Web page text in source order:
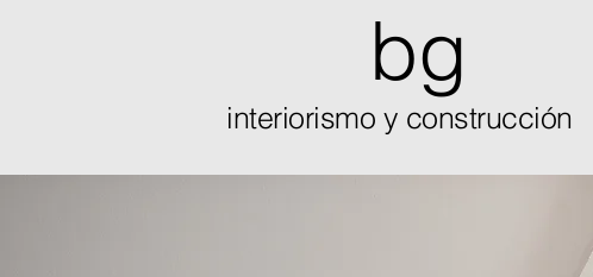
bg
interiorismo y construcción